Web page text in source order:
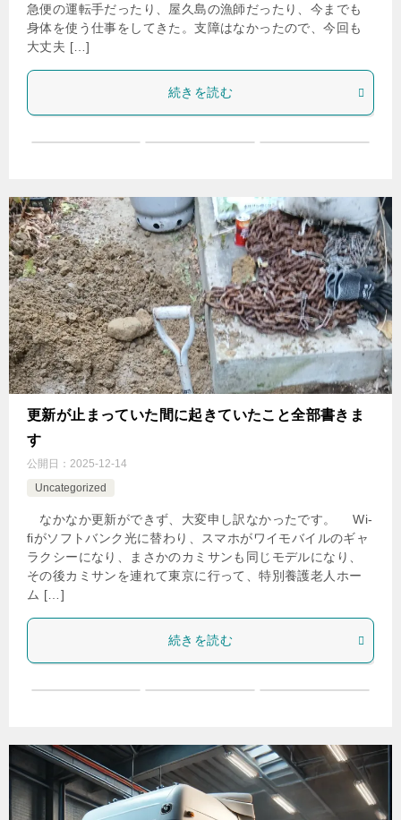
急便の運転手だったり、屋久島の漁師だったり、今までも
身体を使う仕事をしてきた。支障はなかったので、今回も
大丈夫 […]
続きを読む
更新が止まっていた間に起きていたこと全部書きま
す
公開日： 2025-12-14
Uncategorized
なかなか更新ができず、大変申し訳なかったです。 Wi-
fiがソフトバンク光に替わり、スマホがワイモバイルのギャ
ラクシーになり、まさかのカミサンも同じモデルになり、
その後カミサンを連れて東京に行って、特別養護老人ホー
ム […]
続きを読む